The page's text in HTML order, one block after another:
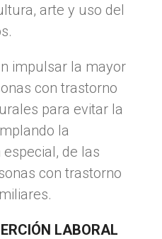
arte y uso del
impulsar la mayor
con trastorno
para evitar la
la
de las
con trastorno
LABORAL